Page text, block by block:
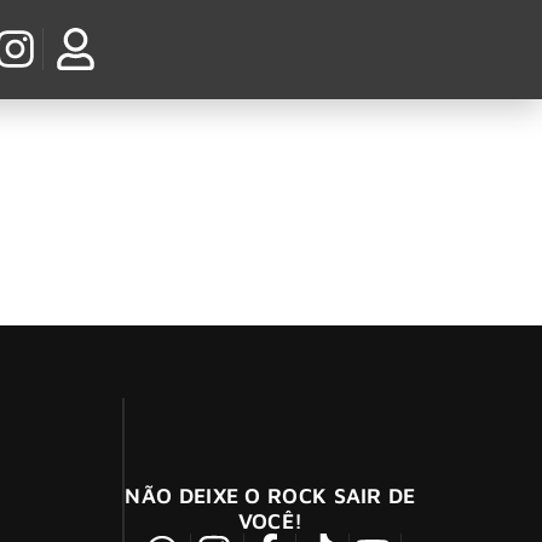
NÃO DEIXE O ROCK SAIR DE
VOCÊ!